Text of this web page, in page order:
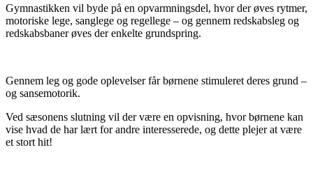
Gymnastikken vil byde på en opvarmningsdel, hvor der øves rytmer,
motoriske lege, sanglege og regellege – og gennem redskabsleg og
redskabsbaner øves der enkelte grundspring.
Gennem leg og gode oplevelser får børnene stimuleret deres grund –
og sansemotorik.
Ved sæsonens slutning vil der være en opvisning, hvor børnene kan
vise hvad de har lært for andre interesserede, og dette plejer at være
et stort hit!